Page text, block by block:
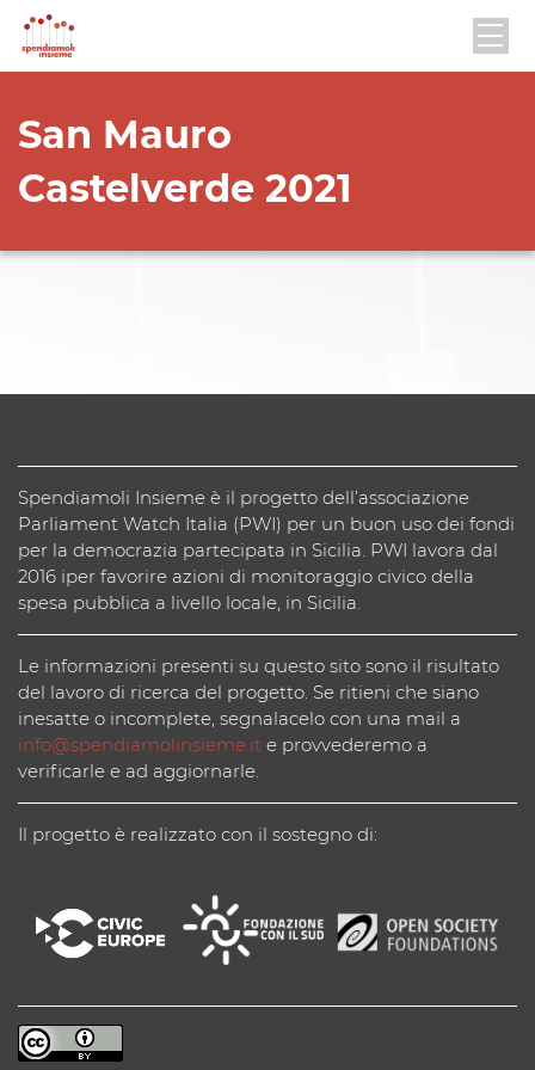
San Mauro
Castelverde 2021
Spendiamoli Insieme è il progetto dell’associazione
Parliament Watch Italia (PWI) per un buon uso dei fondi
per la democrazia partecipata in Sicilia. PWI lavora dal
2016 iper favorire azioni di monitoraggio civico della
spesa pubblica a livello locale, in Sicilia.
Le informazioni presenti su questo sito sono il risultato
del lavoro di ricerca del progetto. Se ritieni che siano
inesatte o incomplete, segnalacelo con una mail a
info@spendiamolinsieme.it e provvederemo a
verificarle e ad aggiornarle.
Il progetto è realizzato con il sostegno di: